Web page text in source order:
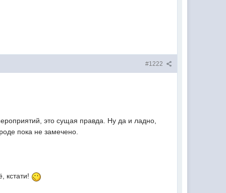
#1222
это сущая правда. Ну да и ладно,
пока не замечено.
кстати!